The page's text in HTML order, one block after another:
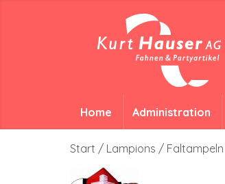
Home Administration
Start / Lampions / Faltampeln